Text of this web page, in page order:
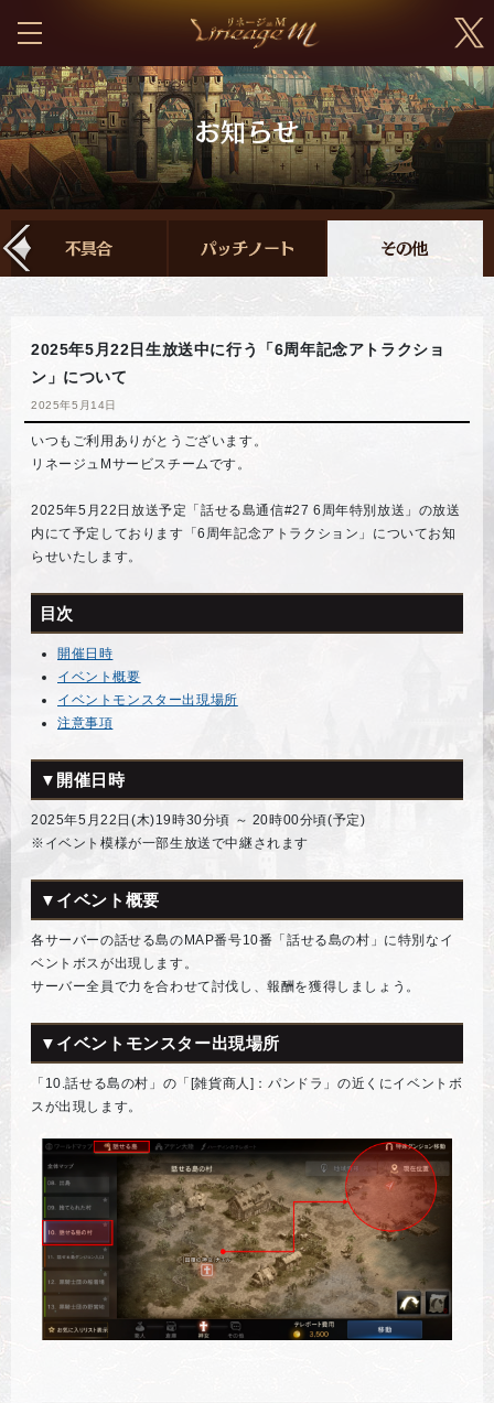
2025年5月22日生放送中に行う「6周年記念アトラクショ
ン」について
2025年5月14日
いつもご利用ありがとうございます。
リネージュMサービスチームです。
2025年5月22日放送予定「話せる島通信#27 6周年特別放送」の放送
内にて予定しております「6周年記念アトラクション」についてお知
らせいたします。
目次
開催日時
イベント概要
イベントモンスター出現場所
注意事項
▼開催日時
2025年5月22日(木)19時30分頃 ～ 20時00分頃(予定)
※イベント模様が一部生放送で中継されます
▼イベント概要
各サーバーの話せる島のMAP番号10番「話せる島の村」に特別なイ
ベントボスが出現します。
サーバー全員で力を合わせて討伐し、報酬を獲得しましょう。
▼イベントモンスター出現場所
「10.話せる島の村」の「[雑貨商人]：パンドラ」の近くにイベントボ
スが出現します。